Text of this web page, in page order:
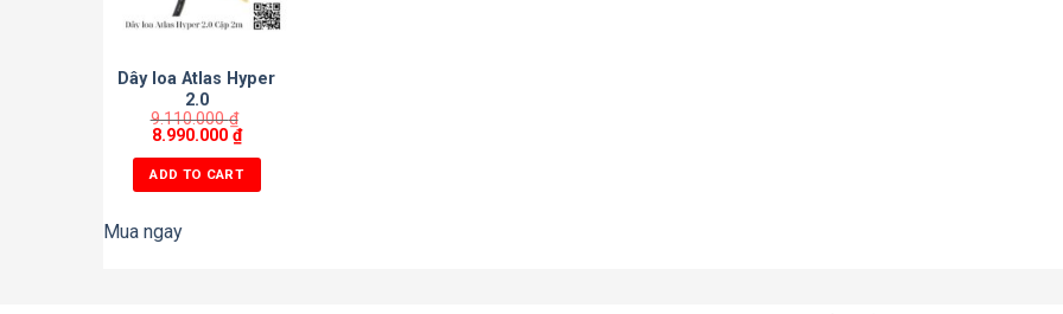
Dây loa Atlas Hyper
2.0
9.110.000₫
8.990.000 ₫
ADD TO CART
Mua ngay